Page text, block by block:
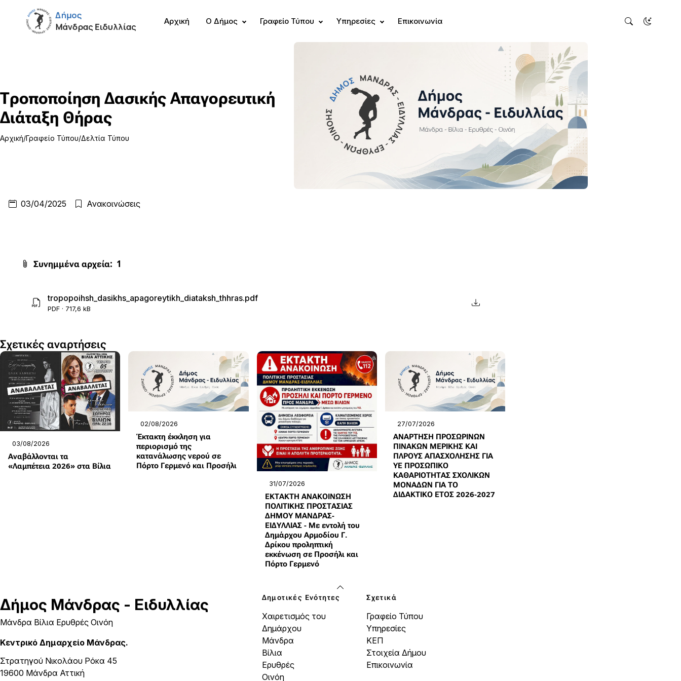
Αρχική Ο Δήμος Γραφείο Τύπου Υπηρεσίες Επικοινωνία
Τροποποίηση Δασικής Απαγορευτική
Διάταξη Θήρας
Αρχική Γραφείο Τύπου Δελτία Τύπου
03/04/2025 Ανακοινώσεις
Συνημμένα αρχεία: 1
tropopoihsh_dasikhs_apagoreytikh_diataksh_thhras.pdf
PDF · 717,6 kB
Σχετικές αναρτήσεις
03/08/2026
Αναβάλλονται τα
«Λαμπέτεια 2026» στα Βίλια
02/08/2026
Έκτακτη έκκληση για
περιορισμό της
κατανάλωσης νερού σε
Πόρτο Γερμενό και Προσήλι
31/07/2026
ΕΚΤΑΚΤΗ ΑΝΑΚΟΙΝΩΣΗ
ΠΟΛΙΤΙΚΗΣ ΠΡΟΣΤΑΣΙΑΣ
ΔΗΜΟΥ ΜΑΝΔΡΑΣ-
ΕΙΔΥΛΛΙΑΣ - Με εντολή του
Δημάρχου Αρμοδίου Γ.
Δρίκου προληπτική
εκκένωση σε Προσήλι και
Πόρτο Γερμενό
27/07/2026
ΑΝΑΡΤΗΣΗ ΠΡΟΣΩΡΙΝΩΝ
ΠΙΝΑΚΩΝ ΜΕΡΙΚΗΣ ΚΑΙ
ΠΛΡΟΥΣ ΑΠΑΣΧΟΛΗΣΗΣ ΓΙΑ
ΥΕ ΠΡΟΣΩΠΙΚΟ
ΚΑΘΑΡΙΟΤΗΤΑΣ ΣΧΟΛΙΚΩΝ
ΜΟΝΑΔΩΝ ΓΙΑ ΤΟ
ΔΙΔΑΚΤΙΚΟ ΕΤΟΣ 2026-2027
Δήμος Μάνδρας - Ειδυλλίας
Μάνδρα Βίλια Ερυθρές Οινόη
Κεντρικό Δημαρχείο Μάνδρας.
Στρατηγού Νικολάου Ρόκα 45
19600 Μάνδρα Αττική
Δημοτικές Ενότητες
Χαιρετισμός του
Δημάρχου
Μάνδρα
Βίλια
Ερυθρές
Οινόη
Σχετικά
Γραφείο Τύπου
Υπηρεσίες
ΚΕΠ
Στοιχεία Δήμου
Επικοινωνία